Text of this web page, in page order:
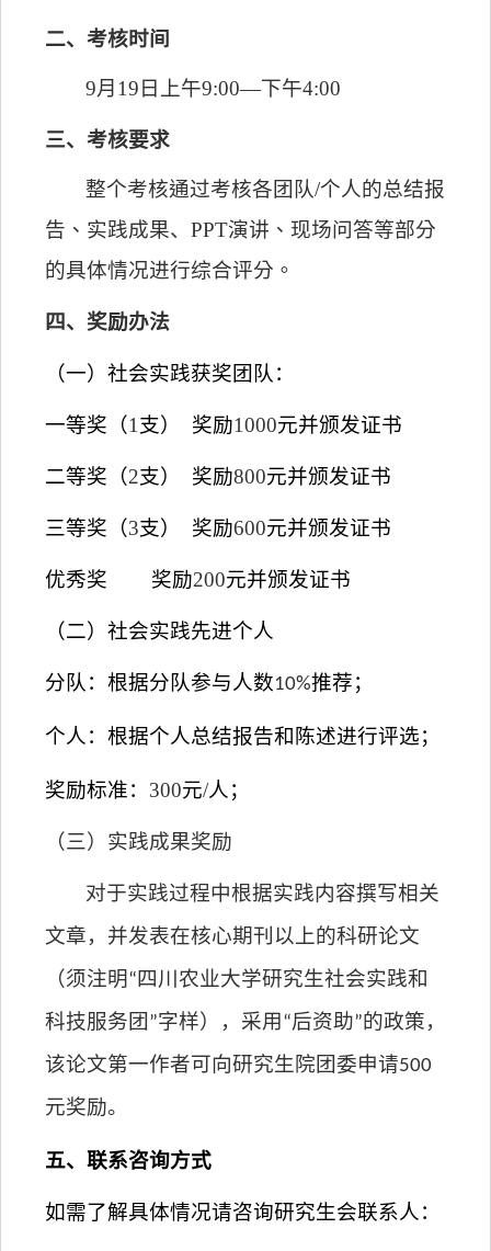
二、考核时间
9月 19 日上午9:00—下午4:00
三、考核要求
整个考核通过考核各团队/个人的总结报
告、 实践成果、 PPT演讲、现场问答等部分
的具体情况进行综合评分。
四、奖励办法
（一）社会实践获奖团队：
一等奖（1 支） 奖励1000元并颁发证书
二等奖（2支） 奖励800元并颁发证书
三等奖（3支） 奖励600元并颁发证书
优秀奖 奖励200元并颁发证书
（二）社会实践先进个人
分队：根据分队参与人数10%推荐；
个人：根据个人总结报告和陈述进行评选；
奖励标准： 300元/人；
（三）实践成果奖励
对于实践过程中根据实践内容撰写相关
文章，并发表在核心期刊以上的科研论文
（须注明“四川农业大学研究生社会实践和
科技服务团”字样），采用“后资助”的政策，
该论文第一作者可向研究生院团委申请500
元奖励。
五、联系咨询方式
如需了解具体情况请咨询研究生会联系人：